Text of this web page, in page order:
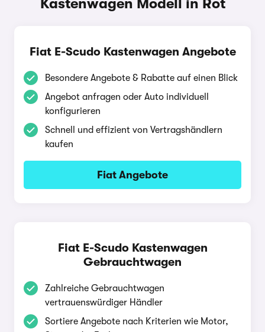
Kastenwagen Modell in Rot
Fiat E-Scudo Kastenwagen Angebote
Besondere Angebote & Rabatte auf einen Blick
Angebot anfragen oder Auto individuell
konfigurieren
Schnell und effizient von Vertragshändlern
kaufen
Fiat Angebote
Fiat E-Scudo Kastenwagen
Gebrauchtwagen
Zahlreiche Gebrauchtwagen
vertrauenswürdiger Händler
Sortiere Angebote nach Kriterien wie Motor,